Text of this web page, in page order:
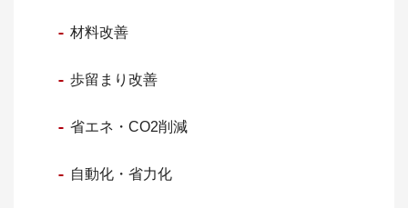
材料改善
歩留まり改善
省エネ・CO2削減
自動化・省力化